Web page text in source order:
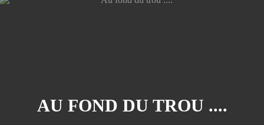
AU FOND DU TROU ....